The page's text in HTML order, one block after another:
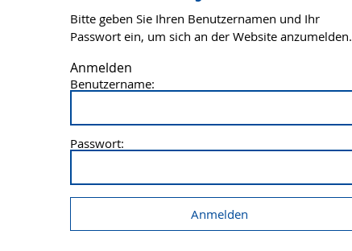
Bitte geben Sie Ihren Benutzernamen und Ihr
Passwort ein, um sich an der Website anzumelden.
Anmelden
Benutzername:
Passwort: